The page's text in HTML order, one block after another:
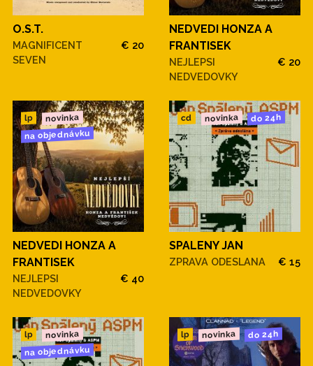
O.S.T.
MAGNIFICENT
SEVEN
€ 20
NEDVEDI HONZA A
FRANTISEK
NEJLEPSI
NEDVEDOVKY
€ 20
lp novinka
na objednávku
NEDVEDI HONZA A
FRANTISEK
NEJLEPSI
NEDVEDOVKY
€ 40
cd novinka do 24h
SPALENY JAN
ZPRAVA ODESLANA € 15
lp novinka
na objednávku
lp novinka do 24h